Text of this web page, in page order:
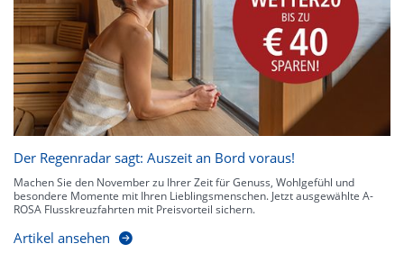
Der Regenradar sagt: Auszeit an Bord voraus!
Machen Sie den November zu Ihrer Zeit für Genuss, Wohlgefühl und
besondere Momente mit Ihren Lieblingsmenschen. Jetzt ausgewählte A-
ROSA Flusskreuzfahrten mit Preisvorteil sichern.
Artikel ansehen